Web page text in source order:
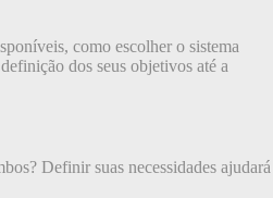
como escolher o sistema
dos seus objetivos até a
Definir suas necessidades ajudará